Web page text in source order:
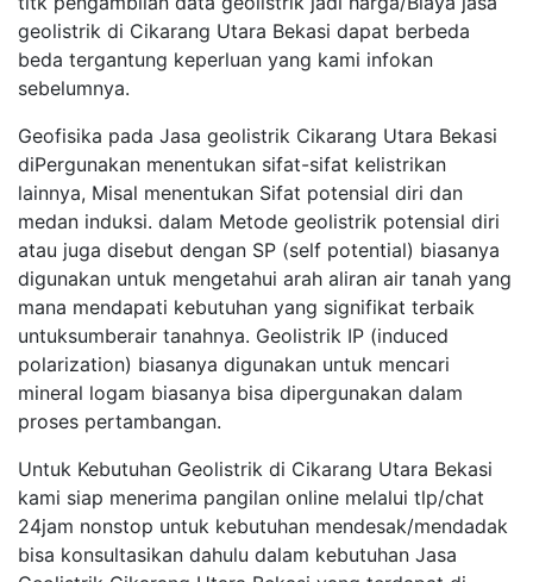
geolistrik di Cikarang Utara Bekasi dapat berbeda
beda tergantung keperluan yang kami infokan
sebelumnya.
Geofisika pada Jasa geolistrik Cikarang Utara Bekasi
diPergunakan menentukan sifat-sifat kelistrikan
lainnya, Misal menentukan Sifat potensial diri dan
medan induksi. dalam Metode geolistrik potensial diri
atau juga disebut dengan SP (self potential) biasanya
digunakan untuk mengetahui arah aliran air tanah yang
mana mendapati kebutuhan yang signifikat terbaik
untuksumberair tanahnya. Geolistrik IP (induced
polarization) biasanya digunakan untuk mencari
mineral logam biasanya bisa dipergunakan dalam
proses pertambangan.
Untuk Kebutuhan Geolistrik di Cikarang Utara Bekasi
kami siap menerima pangilan online melalui tlp/chat
24jam nonstop untuk kebutuhan mendesak/mendadak
bisa konsultasikan dahulu dalam kebutuhan Jasa